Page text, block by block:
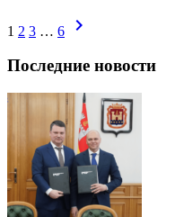
1 2 3 … 6 chevron_right
Последние новости